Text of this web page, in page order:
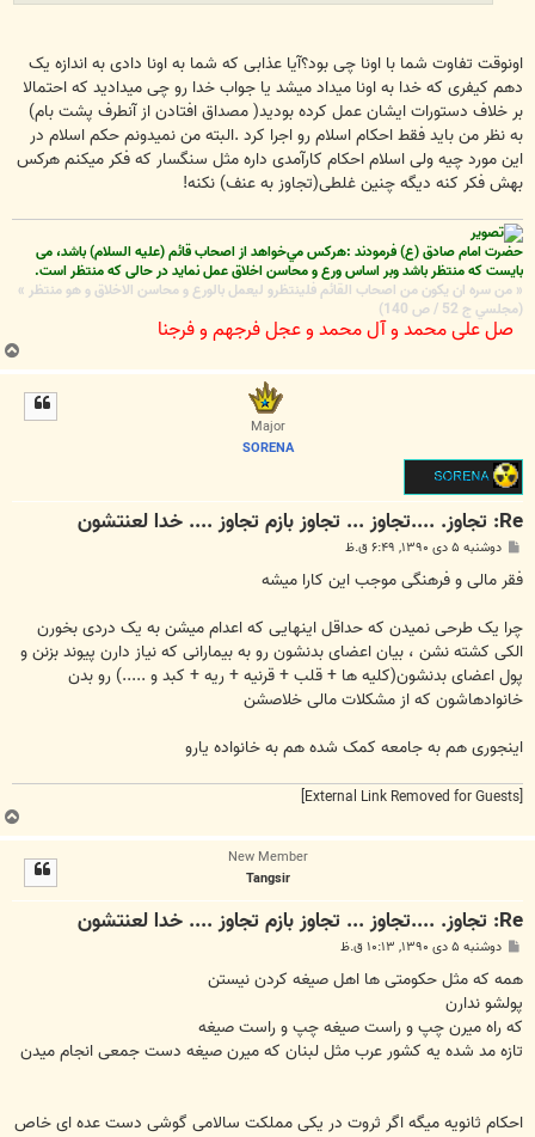
اونوقت تفاوت شما با اونا چی بود؟آیا عذابی که شما به اونا دادی به اندازه یک
دهم کیفری که خدا به اونا میداد میشد یا جواب خدا رو چی میدادید که احتمالا
بر خلاف دستورات ایشان عمل کرده بودید( مصداق افتادن از آنطرف پشت بام)
به نظر من باید فقط احکام اسلام رو اجرا کرد .البته من نمیدونم حکم اسلام در
این مورد چیه ولی اسلام احکام کارآمدی داره مثل سنگسار که فکر میکنم هرکس
بهش فکر کنه دیگه چنین غلطی(تجاوز به عنف) نکنه!
حضرت امام صادق (ع) فرمودند :هركس مي‌خواهد از اصحاب قائم (علیه السلام) باشد، می
بایست که منتظر باشد وبر اساس ورع و محاسن اخلاق عمل نماید در حالی که منتظر است.
« من سره ان يكون من اصحاب القائم فلينتظرو ليعمل بالورع و محاسن الاخلاق و هو منتظر »
(مجلسي ج 52 / ص 140)
صل علی محمد و آل محمد و عجل فرجهم و فرجنا
Major
SORENA
Re: تجاوز. ....تجاوز ... تجاوز بازم تجاوز .... خدا لعنتشون
ت
دوشنبه ۵ دی ۱۳۹۰, ۶:۴۹ ق.ظ
فقر مالی و فرهنگی موجب این کارا میشه
چرا یک طرحی نمیدن که حداقل اینهایی که اعدام میشن به یک دردی بخورن
الکی کشته نشن ، بیان اعضای بدنشون رو به بیمارانی که نیاز دارن پیوند بزنن و
پول اعضای بدنشون(کلیه ها + قلب + قرنیه + ریه + کبد و .....) رو بدن
خانوادهاشون که از مشکلات مالی خلاصشن
اینجوری هم به جامعه کمک شده هم به خانواده یارو
[External Link Removed for Guests]
New Member
Tangsir
Re: تجاوز. ....تجاوز ... تجاوز بازم تجاوز .... خدا لعنتشون
ت
دوشنبه ۵ دی ۱۳۹۰, ۱۰:۱۳ ق.ظ
همه که مثل حکومتی ها اهل صیغه کردن نیستن
پولشو ندارن
که راه میرن چپ و راست صیغه چپ و راست صیغه
تازه مد شده یه کشور عرب مثل لبنان که میرن صیغه دست جمعی انجام میدن
احکام ثانویه میگه اگر ثروت در یکی مملکت سالامی گوشی دست عده ای خاص